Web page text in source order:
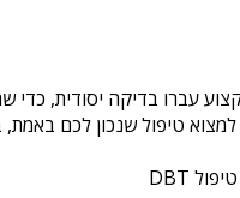
עברו בדיקה יסודית, כדי
טיפול שנכון לכם
טיפול DBT